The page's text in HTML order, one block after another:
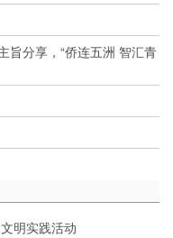
旨分享，“侨连五洲 智汇青
明实践活动